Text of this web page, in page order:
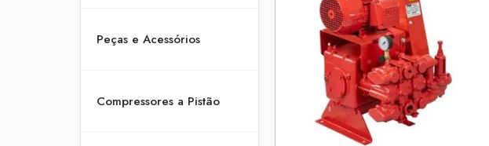
Peças e Acessórios
Compressores a Pistão